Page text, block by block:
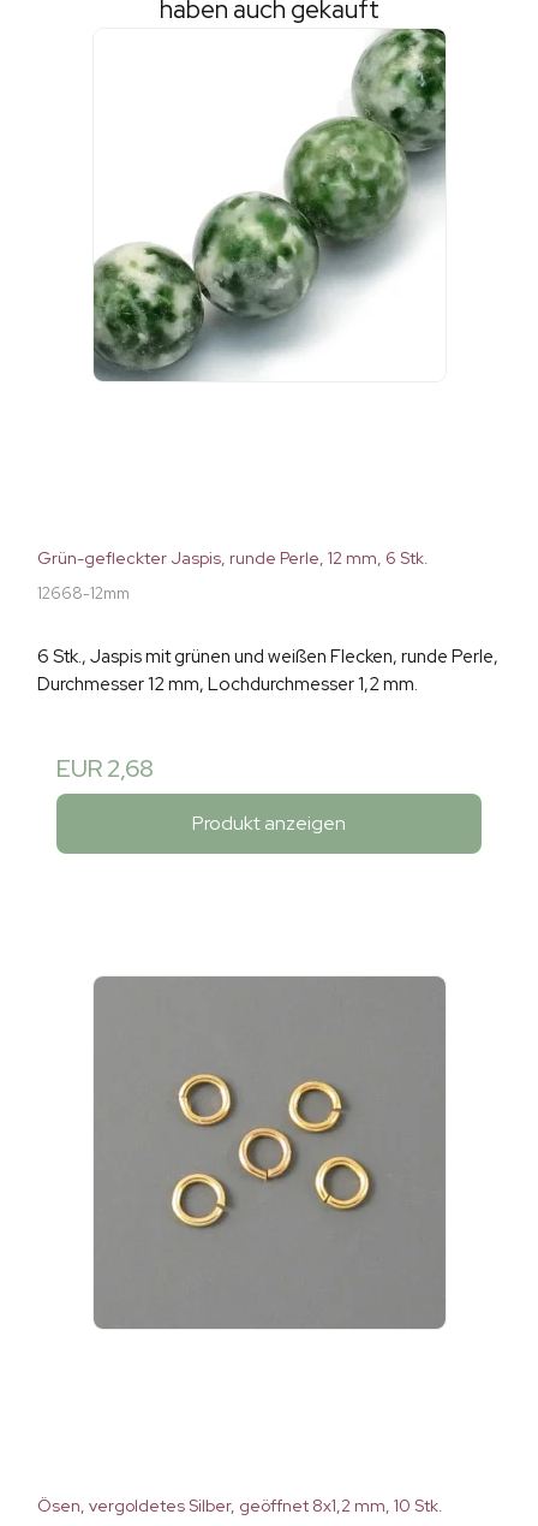
haben auch gekauft
Grün-gefleckter Jaspis, runde Perle, 12 mm, 6 Stk.
12668-12mm
6 Stk., Jaspis mit grünen und weißen Flecken, runde Perle,
Durchmesser 12 mm, Lochdurchmesser 1,2 mm.
EUR 2,68
Produkt anzeigen
Ösen, vergoldetes Silber, geöffnet 8x1,2 mm, 10 Stk.